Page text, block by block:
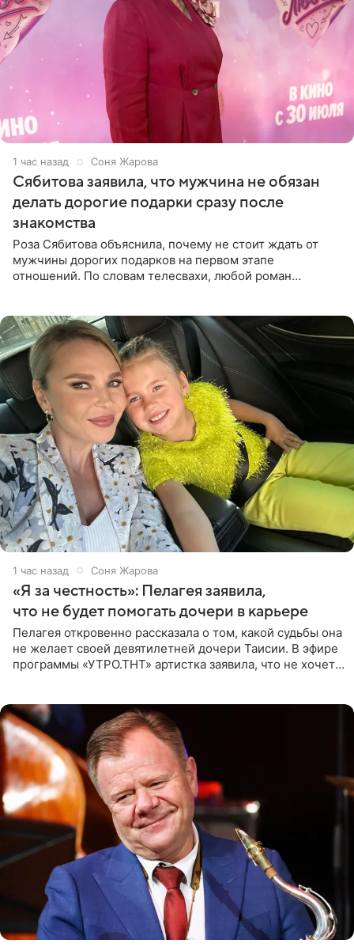
1 час назад Соня Жарова
Сябитова заявила, что мужчина не обязан
делать дорогие подарки сразу после
знакомства
Роза Сябитова объяснила, почему не стоит ждать от
мужчины дорогих подарков на первом этапе
отношений. По словам телесвахи, любой роман
1 час назад Соня Жарова
«Я за честность»: Пелагея заявила,
что не будет помогать дочери в карьере
Пелагея откровенно рассказала о том, какой судьбы она
не желает своей девятилетней дочери Таисии. В эфире
программы «УТРО.ТНТ» артистка заявила, что не хочет